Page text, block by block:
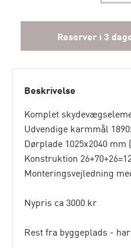
Reserver i 3
Beskrivelse
Komplet
Udvendige karmmål
Dørplade 1025x2040
Konstruktion
Monteringsvejledning
Nypris ca 3000 kr
Rest fra byggeplads -